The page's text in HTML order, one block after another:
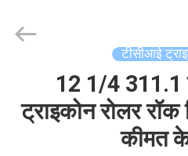
Copyright
Drilling
Equipment
Manufacturing
टीसीआई
12 1/4 311.1
ट्राइकोन रोलर
कीमत